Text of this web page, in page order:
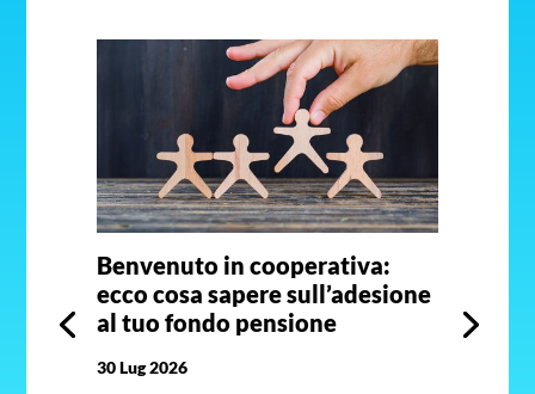
Benvenuto in cooperativa:
ecco cosa sapere sull’adesione
al tuo fondo pensione
30 Lug 2026